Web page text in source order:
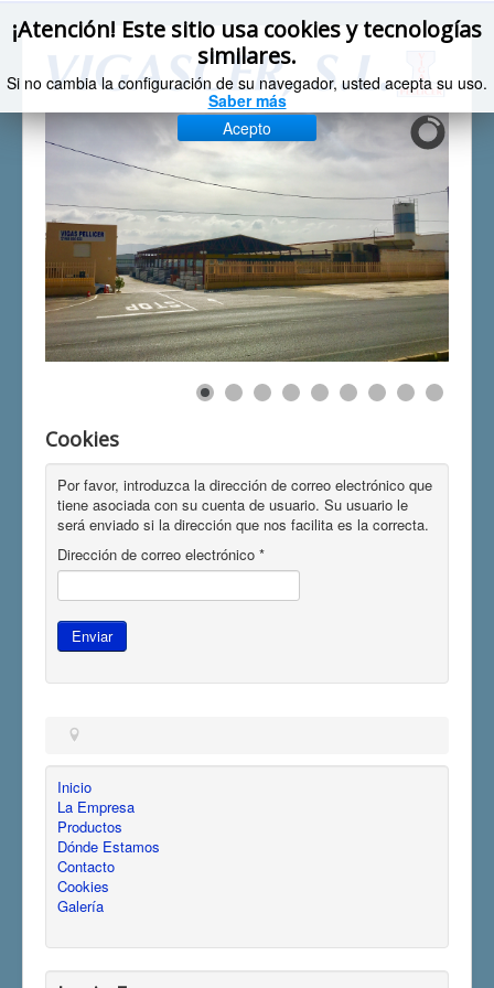
Cookies
¡Atención! Este sitio usa cookies y tecnologías
similares.
Si no cambia la configuración de su navegador, usted acepta su uso.
Saber más
Acepto
Por favor, introduzca la dirección de correo electrónico que
tiene asociada con su cuenta de usuario. Su usuario le
será enviado si la dirección que nos facilita es la correcta.
Dirección de correo electrónico *
Enviar
Inicio
La Empresa
Productos
Dónde Estamos
Contacto
Cookies
Galería